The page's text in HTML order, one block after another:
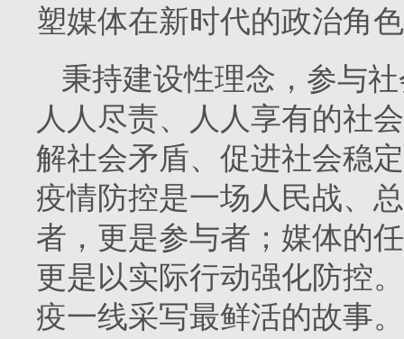
塑媒体在新时代的政治角
秉持建设性理念，参与
人人尽责、人人享有的社
解社会矛盾、促进社会稳
疫情防控是一场人民战、
者，更是参与者；媒体的
更是以实际行动强化防控
疫一线采写最鲜活的故事